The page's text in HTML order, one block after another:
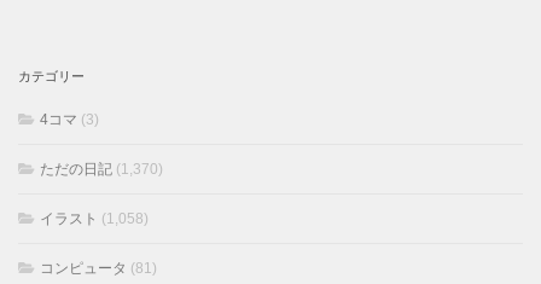
カテゴリー
4コマ (3)
ただの日記 (1,370)
イラスト (1,058)
コンピュータ (81)